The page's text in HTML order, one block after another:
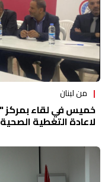
من لبنان
لاعادة التغطية